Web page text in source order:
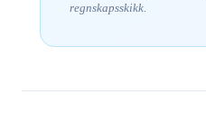
regnskapsskikk.